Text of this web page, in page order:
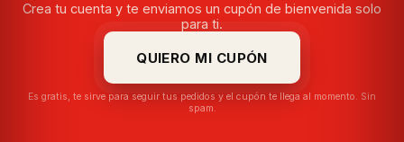
Crea tu cuenta y te enviamos un cupón de bienvenida solo
para ti.
QUIERO MI CUPÓN
Es gratis, te sirve para seguir tus pedidos y el cupón te llega al momento. Sin
spam.